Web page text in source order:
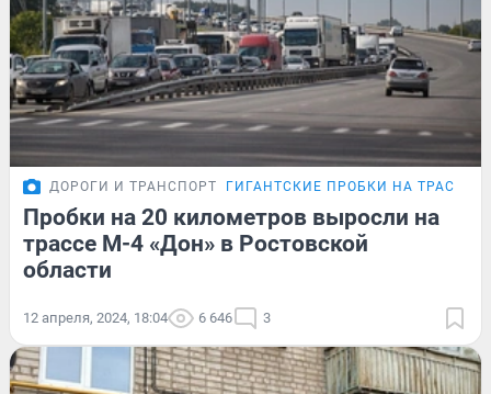
ДОРОГИ И ТРАНСПОРТ ГИГАНТСКИЕ ПРОБКИ НА ТРАССЕ
Пробки на 20 километров выросли на
трассе М-4 «Дон» в Ростовской
области
12 апреля, 2024, 18:04 6 646 3